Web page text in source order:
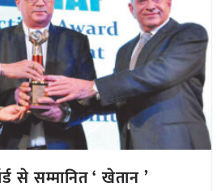
से सम्मानित ‘ खेतान ’